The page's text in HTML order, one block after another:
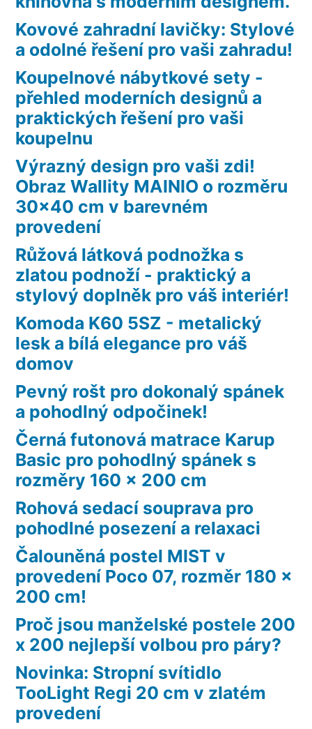
Kovové zahradní lavičky: Stylové
a odolné řešení pro vaši zahradu!
Koupelnové nábytkové sety -
přehled moderních designů a
praktických řešení pro vaši
koupelnu
Výrazný design pro vaši zdi!
Obraz Wallity MAINIO o rozměru
30×40 cm v barevném
provedení
Růžová látková podnožka s
zlatou podnoží - praktický a
stylový doplněk pro váš interiér!
Komoda K60 5SZ - metalický
lesk a bílá elegance pro váš
domov
Pevný rošt pro dokonalý spánek
a pohodlný odpočinek!
Černá futonová matrace Karup
Basic pro pohodlný spánek s
rozměry 160 x 200 cm
Rohová sedací souprava pro
pohodlné posezení a relaxaci
Čalouněná postel MIST v
provedení Poco 07, rozměr 180 x
200 cm!
Proč jsou manželské postele 200
x 200 nejlepší volbou pro páry?
Novinka: Stropní svítidlo
TooLight Regi 20 cm v zlatém
provedení